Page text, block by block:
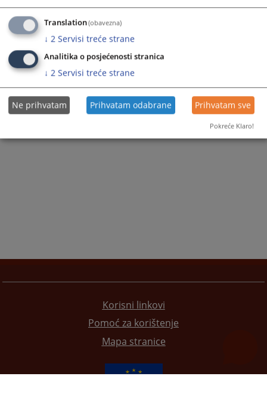
Korisni linkovi
Pomoć za korištenje
Mapa stranice
Translation(obavezna)
↓ 2 Servisi treće strane
Analitika o posjećenosti stranica
↓ 2 Servisi treće strane
Ne prihvatam Prihvatam odabrane Prihvatam sve
Pokreće Klaro!